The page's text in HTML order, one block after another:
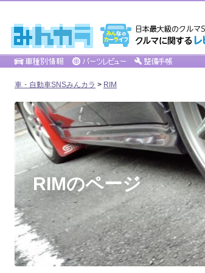
車・自動車SNSみんカラ > RIM
RIMのページ